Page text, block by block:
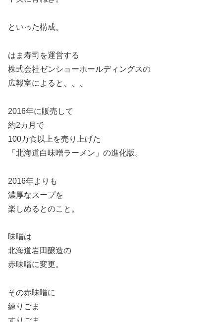
といった構成。
はま寿司を運営する
株式会社ゼンショーホールディングスの
広報室によると、、、
2016年に販売して
約2カ月で
100万食以上を売り上げた
「北海道白味噌ラーメン」の進化版。
2016年よりも
濃厚なスープを
楽しめるとのこと。
味噌は
北海道岩田醸造の
赤味噌に変更。
その赤味噌に
練りごま